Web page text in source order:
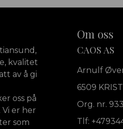
kvalitet
av å gi
oss på
er her
som
Om oss
CAOS AS
Arnulf
6509
Org. nr.
Tlf: